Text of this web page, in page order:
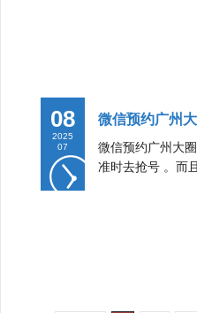
08
2025
07
微信预约广州
微信预约广州大
准时去抢号 。而